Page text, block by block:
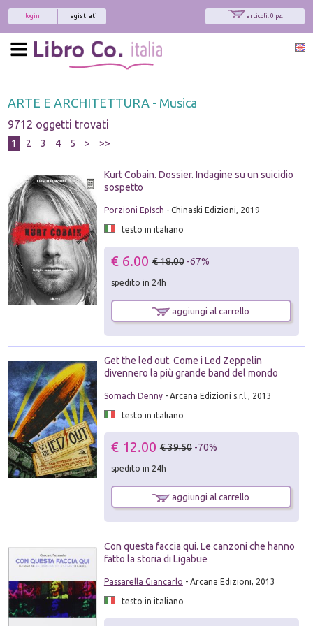
articoli: 0 pz.
registrati
login
ARTE E ARCHITETTURA - Musica
9712 oggetti trovati
1 2 3 4 5 > >>
Kurt Cobain. Dossier. Indagine su un suicidio
sospetto
Porzioni Epìsch - Chinaski Edizioni, 2019
testo in italiano
€ 6.00 € 18.00 -67%
spedito in 24h
aggiungi al carrello
Get the led out. Come i Led Zeppelin
divennero la più grande band del mondo
Somach Denny- Arcana Edizioni s.r.l., 2013
testo in italiano
€ 12.00 € 39.50 -70%
spedito in 24h
aggiungi al carrello
Con questa faccia qui. Le canzoni che hanno
fatto la storia di Ligabue
Passarella Giancarlo - Arcana Edizioni, 2013
testo in italiano